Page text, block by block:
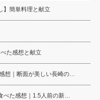
】簡単料理と献立
た感想と献立
想｜断面が美しい長崎の…
べた感想｜1.5人前の新…